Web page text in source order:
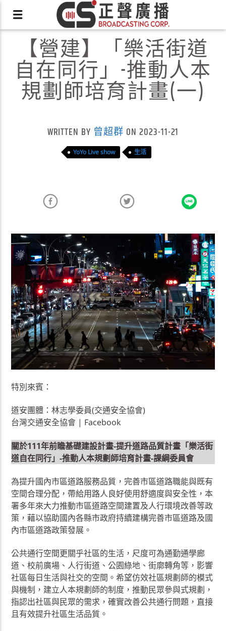
【營建】「樂活街道
自在同行」-推動人本
規劃師培育計畫(一)
WRITTEN BY 曾超群 ON 2023-11-21
YoYo Live show 生活
特別來賓：
道安團體：林志學委員(交通安全協會)
台灣交通安全協會 | Facebook
關於111年前瞻基礎建設計畫-提升道路品質計畫「樂活街
道自在同行」-推動人本規劃師培育計畫-課綱委員會
為提升國內市區道路服務品質，完善市區道路職能與既有
空間合理分配，帶給用路人良好使用舒適度與安全性，本
署多年來大力推動市區道路空間建置及人行環境改善等政
策，藉以協助國內各縣市政府持續建構完善市區道路及國
內市區道路政策發展。
公共通行空間更關乎社區的生活，尺度可為通勤通學廊
道、校前廣場、人行街道、公園綠地、街廓轉角等，影響
社區每日生活與社交的空間。希望仿效社區規劃師的模式
與機制，建立人本規劃師的制度，推動民眾參與式規劃，
指認出社區與民眾的需求，確實改善公共通行問題，直接
且有效提升社區生活品質。